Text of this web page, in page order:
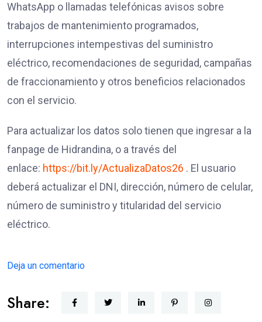
WhatsApp o llamadas telefónicas avisos sobre
trabajos de mantenimiento programados,
interrupciones intempestivas del suministro
eléctrico, recomendaciones de seguridad, campañas
de fraccionamiento y otros beneficios relacionados
con el servicio.
Para actualizar los datos solo tienen que ingresar a la
fanpage de Hidrandina, o a través del
enlace: https://bit.ly/ActualizaDatos26 . El usuario
deberá actualizar el DNI, dirección, número de celular,
número de suministro y titularidad del servicio
eléctrico.
Deja un comentario
Share: